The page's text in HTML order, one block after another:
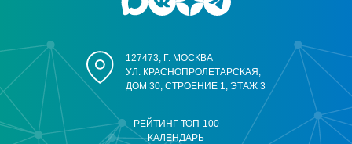
РЕЙТИНГ ТОП-100
КАЛЕНДАРЬ
127473, Г. МОСКВА
УЛ. КРАСНОПРОЛЕТАРСКАЯ,
ДОМ 30, СТРОЕНИЕ 1, ЭТАЖ 3